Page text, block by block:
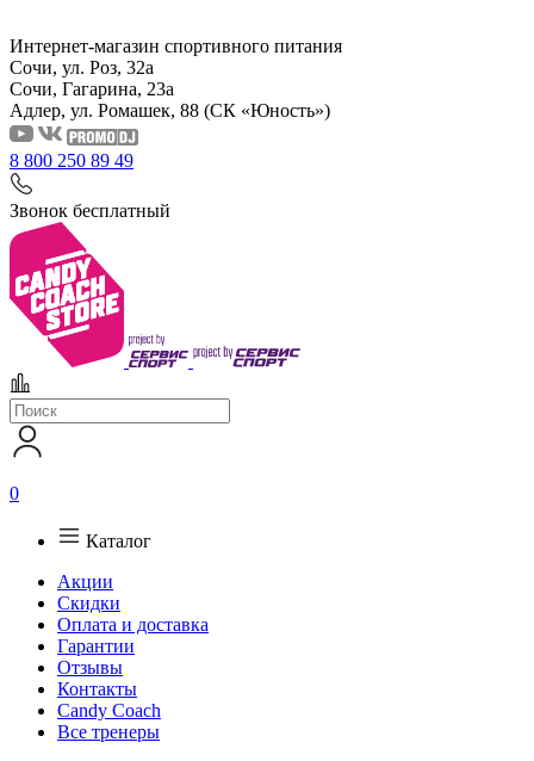
Интернет-магазин спортивного питания
Сочи, ул. Роз, 32а
Сочи, Гагарина, 23а
Адлер, ул. Ромашек, 88 (СК «Юность»)
8 800 250 89 49
Звонок бесплатный
0
Каталог
Акции
Скидки
Оплата и доставка
Гарантии
Отзывы
Контакты
Candy Coach
Все тренеры